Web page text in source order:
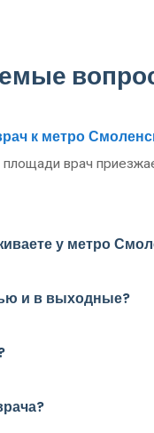
к метро
врач
у метро
и в выходные?